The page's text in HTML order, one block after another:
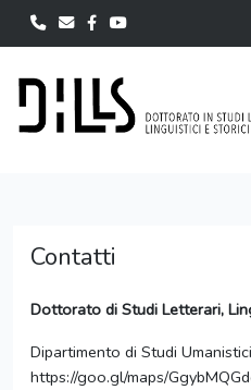
Contatti
Dottorato di Studi Letterari,
Dipartimento di Studi
https://goo.gl/maps/